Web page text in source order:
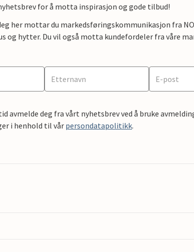
for å motta inspirasjon og gode tilbud!
her mottar du markedsføringskommunikasjon fra
og hytter. Du vil også motta kundefordeler fra våre
avmelde deg fra vårt nyhetsbrev ved å bruke
i henhold til vår persondatapolitikk.